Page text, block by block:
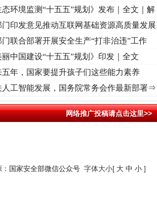
律..·[视频]牢记初心使命 奋进复兴征程丨“转折之城”激荡..
态环境监测“十五五”规划》发布｜全文｜解
门印发意见推动互联网基础资源高质量发展
门联合部署开展安全生产“打非治违”工作
丽中国建设“十五五”规划》印发｜全文
五年，国家要提升孩子们这些能力素养
人工智能发展，国务院常务会作最新部署⇒
网络推广投稿请点击这里>>
国家安全部微信公众号 字体大小[ 大 中 小 ]